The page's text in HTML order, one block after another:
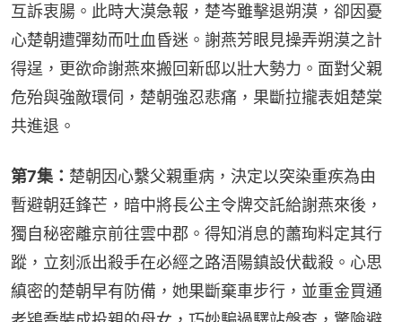
互訴衷腸。此時大漠急報，楚岑雖擊退朔漠，卻因憂
心楚朝遭彈劾而吐血昏迷。謝燕芳眼見操弄朔漠之計
得逞，更欲命謝燕來搬回新邸以壯大勢力。面對父親
危殆與強敵環伺，楚朝強忍悲痛，果斷拉攏表姐楚棠
共進退。
第7集： 楚朝因心繫父親重病，決定以突染重疾為由
暫避朝廷鋒芒，暗中將長公主令牌交託給謝燕來後，
獨自秘密離京前往雲中郡。得知消息的蕭珣料定其行
蹤，立刻派出殺手在必經之路浯陽鎮設伏截殺。心思
縝密的楚朝早有防備，她果斷棄車步行，並重金買通